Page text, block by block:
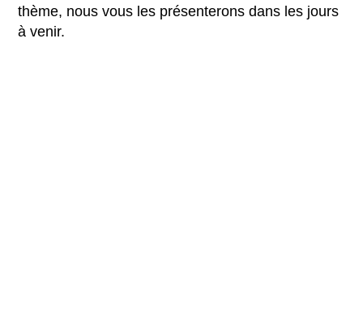
thème, nous vous les présenterons dans les jours
à venir.